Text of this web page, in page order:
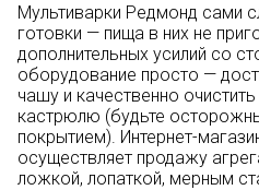
Мультиварки Редмонд сами
готовки — пища в них не
дополнительных усилий со
оборудование просто —
чашу и качественно
кастрюлю (будьте
покрытием). Интернет-
осуществляет продажу
ложкой, лопаткой, мерным